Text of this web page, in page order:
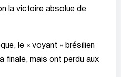
la victoire absolue de
le « voyant » brésilien
finale, mais ont perdu aux